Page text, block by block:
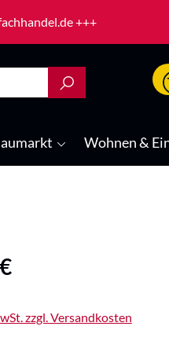
+++
Wohnen &
zzgl. Versandkosten